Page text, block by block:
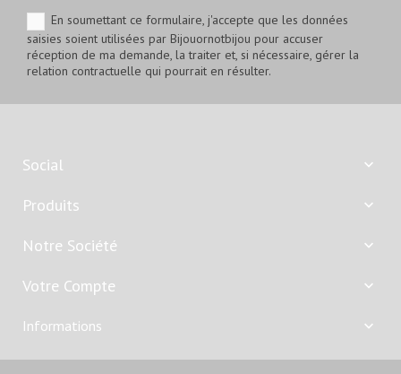
En soumettant ce formulaire, j'accepte que les données
saisies soient utilisées par Bijouornotbijou pour accuser
réception de ma demande, la traiter et, si nécessaire, gérer la
relation contractuelle qui pourrait en résulter.
Social 
Produits 
Notre Société 
Votre Compte 
Informations 